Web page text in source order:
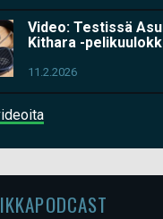
Video: Testissä
Kithara -
11.2.2026